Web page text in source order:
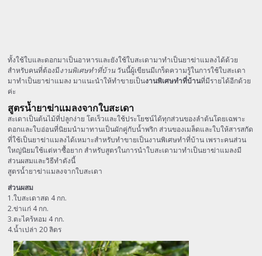
ทั้งใช้ใบและดอกมาเป็นอาหารและยังใช้ใบสะเดามาทำเป็นยาฆ่าแมลงได้ด้วย
สำหรับคนที่ต้องมีงานพิเศษทำที่บ้านวันนี้ผู้เขียนมีเกร็ดความรู้ในการใช้ใบสะเดา
มาทำเป็นยาฆ่าแมลง มาแนะนำให้ทำขายเป็นงานพิเศษทำที่บ้านที่มีรายได้อีกด้วย
ค่ะ
สูตรน้ำยาฆ่าแมลงจากใบสะเดา
สะเดาเป็นต้นไม้ที่ปลูกง่าย โตเร็วและใช้ประโยชน์ได้ทุกส่วนของลำต้นโดยเฉพาะ
ดอกและใบอ่อนที่นิยมนำมาทานเป็นผักคู่กับน้ำพริก ส่วนของเมล็ดและใบให้สารสกัด
ที่ใช้เป็นยาฆ่าแมลงได้เหมาะสำหรับทำขายเป็นงานพิเศษทำที่บ้าน เพราะคนส่วน
ใหญ่นิยมใช้แต่หาซื้อยาก สำหรับสูตรในการนำใบสะเดามาทำเป็นยาฆ่าแมลงมี
ส่วนผสมและวิธีทำดังนี้
สูตรน้ำยาฆ่าแมลงจากใบสะเดา
ส่วนผสม
1.ใบสะเดาสด 4 กก.
2.ข่าแก่ 4 กก.
3.ตะไคร้หอม 4 กก.
4.น้ำเปล่า 20 ลิตร